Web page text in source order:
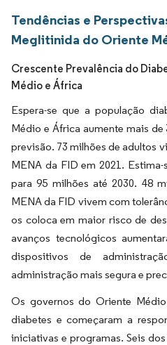
Tendências e
Meglitinida do Oriente
Crescente Prevalência do
Médio e África
Espera-se que a população
Médio e África aumente mais
previsão. 73 milhões de adultos
MENA da FID em 2021.
para 95 milhões até 2030. 48
MENA da FID vivem com
os coloca em maior risco de
avanços tecnológicos
dispositivos de
administração mais segura e
Os governos do Oriente
diabetes e começaram a
iniciativas e programas. Seis